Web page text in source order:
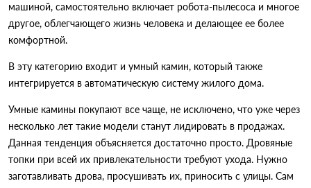
машиной, самостоятельно включает робота-пылесоса и многое
другое, облегчающего жизнь человека и делающее ее более
комфортной.
В эту категорию входит и умный камин, который также
интегрируется в автоматическую систему жилого дома.
Умные камины покупают все чаще, не исключено, что уже через
несколько лет такие модели станут лидировать в продажах.
Данная тенденция объясняется достаточно просто. Дровяные
топки при всей их привлекательности требуют ухода. Нужно
заготавливать дрова, просушивать их, приносить с улицы. Сам